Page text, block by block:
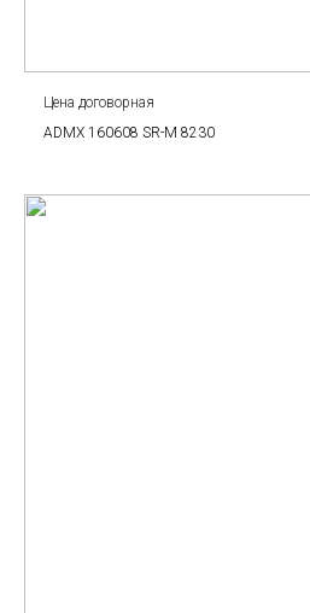
Цена договорная
ADMX 160608 SR-M 8230